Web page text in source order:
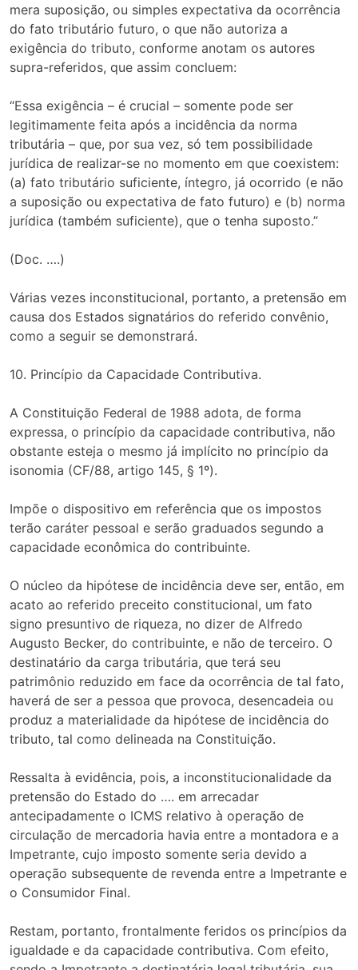
mera suposição, ou simples expectativa da ocorrência
do fato tributário futuro, o que não autoriza a
exigência do tributo, conforme anotam os autores
supra-referidos, que assim concluem:
“Essa exigência – é crucial – somente pode ser
legitimamente feita após a incidência da norma
tributária – que, por sua vez, só tem possibilidade
jurídica de realizar-se no momento em que coexistem:
(a) fato tributário suficiente, íntegro, já ocorrido (e não
a suposição ou expectativa de fato futuro) e (b) norma
jurídica (também suficiente), que o tenha suposto.”
(Doc. ….)
Várias vezes inconstitucional, portanto, a pretensão em
causa dos Estados signatários do referido convênio,
como a seguir se demonstrará.
10. Princípio da Capacidade Contributiva.
A Constituição Federal de 1988 adota, de forma
expressa, o princípio da capacidade contributiva, não
obstante esteja o mesmo já implícito no princípio da
isonomia (CF/88, artigo 145, § 1º).
Impõe o dispositivo em referência que os impostos
terão caráter pessoal e serão graduados segundo a
capacidade econômica do contribuinte.
O núcleo da hipótese de incidência deve ser, então, em
acato ao referido preceito constitucional, um fato
signo presuntivo de riqueza, no dizer de Alfredo
Augusto Becker, do contribuinte, e não de terceiro. O
destinatário da carga tributária, que terá seu
patrimônio reduzido em face da ocorrência de tal fato,
haverá de ser a pessoa que provoca, desencadeia ou
produz a materialidade da hipótese de incidência do
tributo, tal como delineada na Constituição.
Ressalta à evidência, pois, a inconstitucionalidade da
pretensão do Estado do …. em arrecadar
antecipadamente o ICMS relativo à operação de
circulação de mercadoria havia entre a montadora e a
Impetrante, cujo imposto somente seria devido a
operação subsequente de revenda entre a Impetrante e
o Consumidor Final.
Restam, portanto, frontalmente feridos os princípios da
igualdade e da capacidade contributiva. Com efeito,